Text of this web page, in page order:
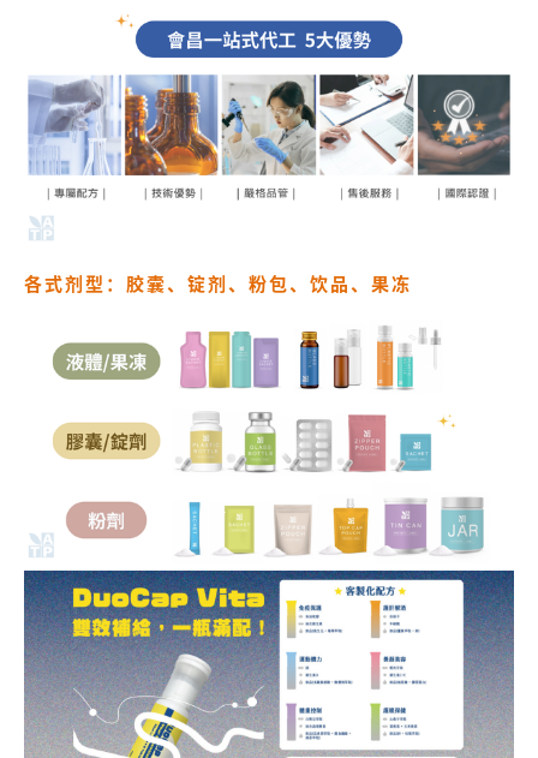
各式剂型：胶囊、锭剂、粉包、饮品、果冻